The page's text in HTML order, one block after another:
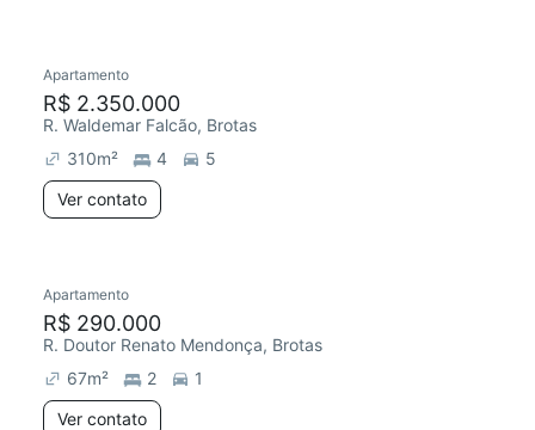
Apartamento
R$ 2.350.000
R. Waldemar Falcão, Brotas
310m² 4
5
Ver contato
Redecorar
Apartamento
R$ 290.000
R. Doutor Renato Mendonça, Brotas
67m² 2
1
Ver contato